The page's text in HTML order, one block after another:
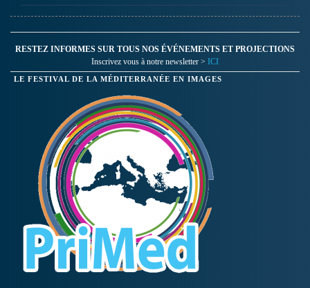
fête de leur saint. Mais pour
arriver au village il…
RESTEZ INFORMES SUR TOUS NOS ÉVÉNEMENTS ET PROJECTIONS
Inscrivez vous à notre newsletter > ICI
LE FESTIVAL DE LA MÉDITERRANÉE EN IMAGES